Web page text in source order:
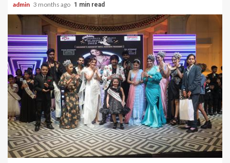
admin 3 months ago 1 min read